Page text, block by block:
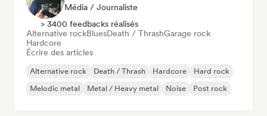
Média / Journaliste
> 3400 feedbacks réalisés
Alternative rockBluesDeath / ThrashGarage rock
Hardcore
Écrire des articles
Alternative rock Death / Thrash Hardcore
Hard rock
Melodic metal
Metal / Heavy metal Noise Post rock